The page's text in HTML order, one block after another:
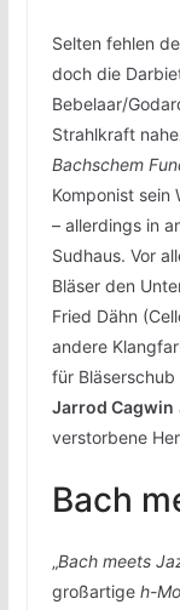
Selten fehlen
doch die
Bebelaar/
Strahlkraft
Bachschem
Komponist sein
– allerdings in
Sudhaus. Vor
Bläser den
Fried Dähn
andere
für
Jarrod Cagwin
verstorbene
Bach
„Bach meets
großartige h-